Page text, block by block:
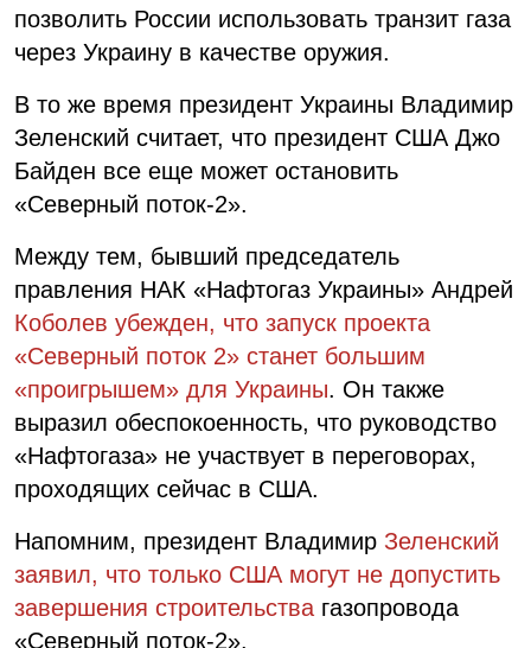
позволить России использовать транзит газа
через Украину в качестве оружия.
В то же время президент Украины Владимир
Зеленский считает, что президент США Джо
Байден все еще может остановить
«Северный поток-2».
Между тем, бывший председатель
правления НАК «Нафтогаз Украины» Андрей
Коболев убежден, что запуск проекта
«Северный поток 2» станет большим
«проигрышем» для Украины. Он также
выразил обеспокоенность, что руководство
«Нафтогаза» не участвует в переговорах,
проходящих сейчас в США.
Напомним, президент Владимир Зеленский
заявил, что только США могут не допустить
завершения строительства газопровода
«Северный поток-2».